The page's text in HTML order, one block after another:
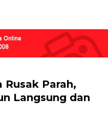
Parah,
Langsung dan